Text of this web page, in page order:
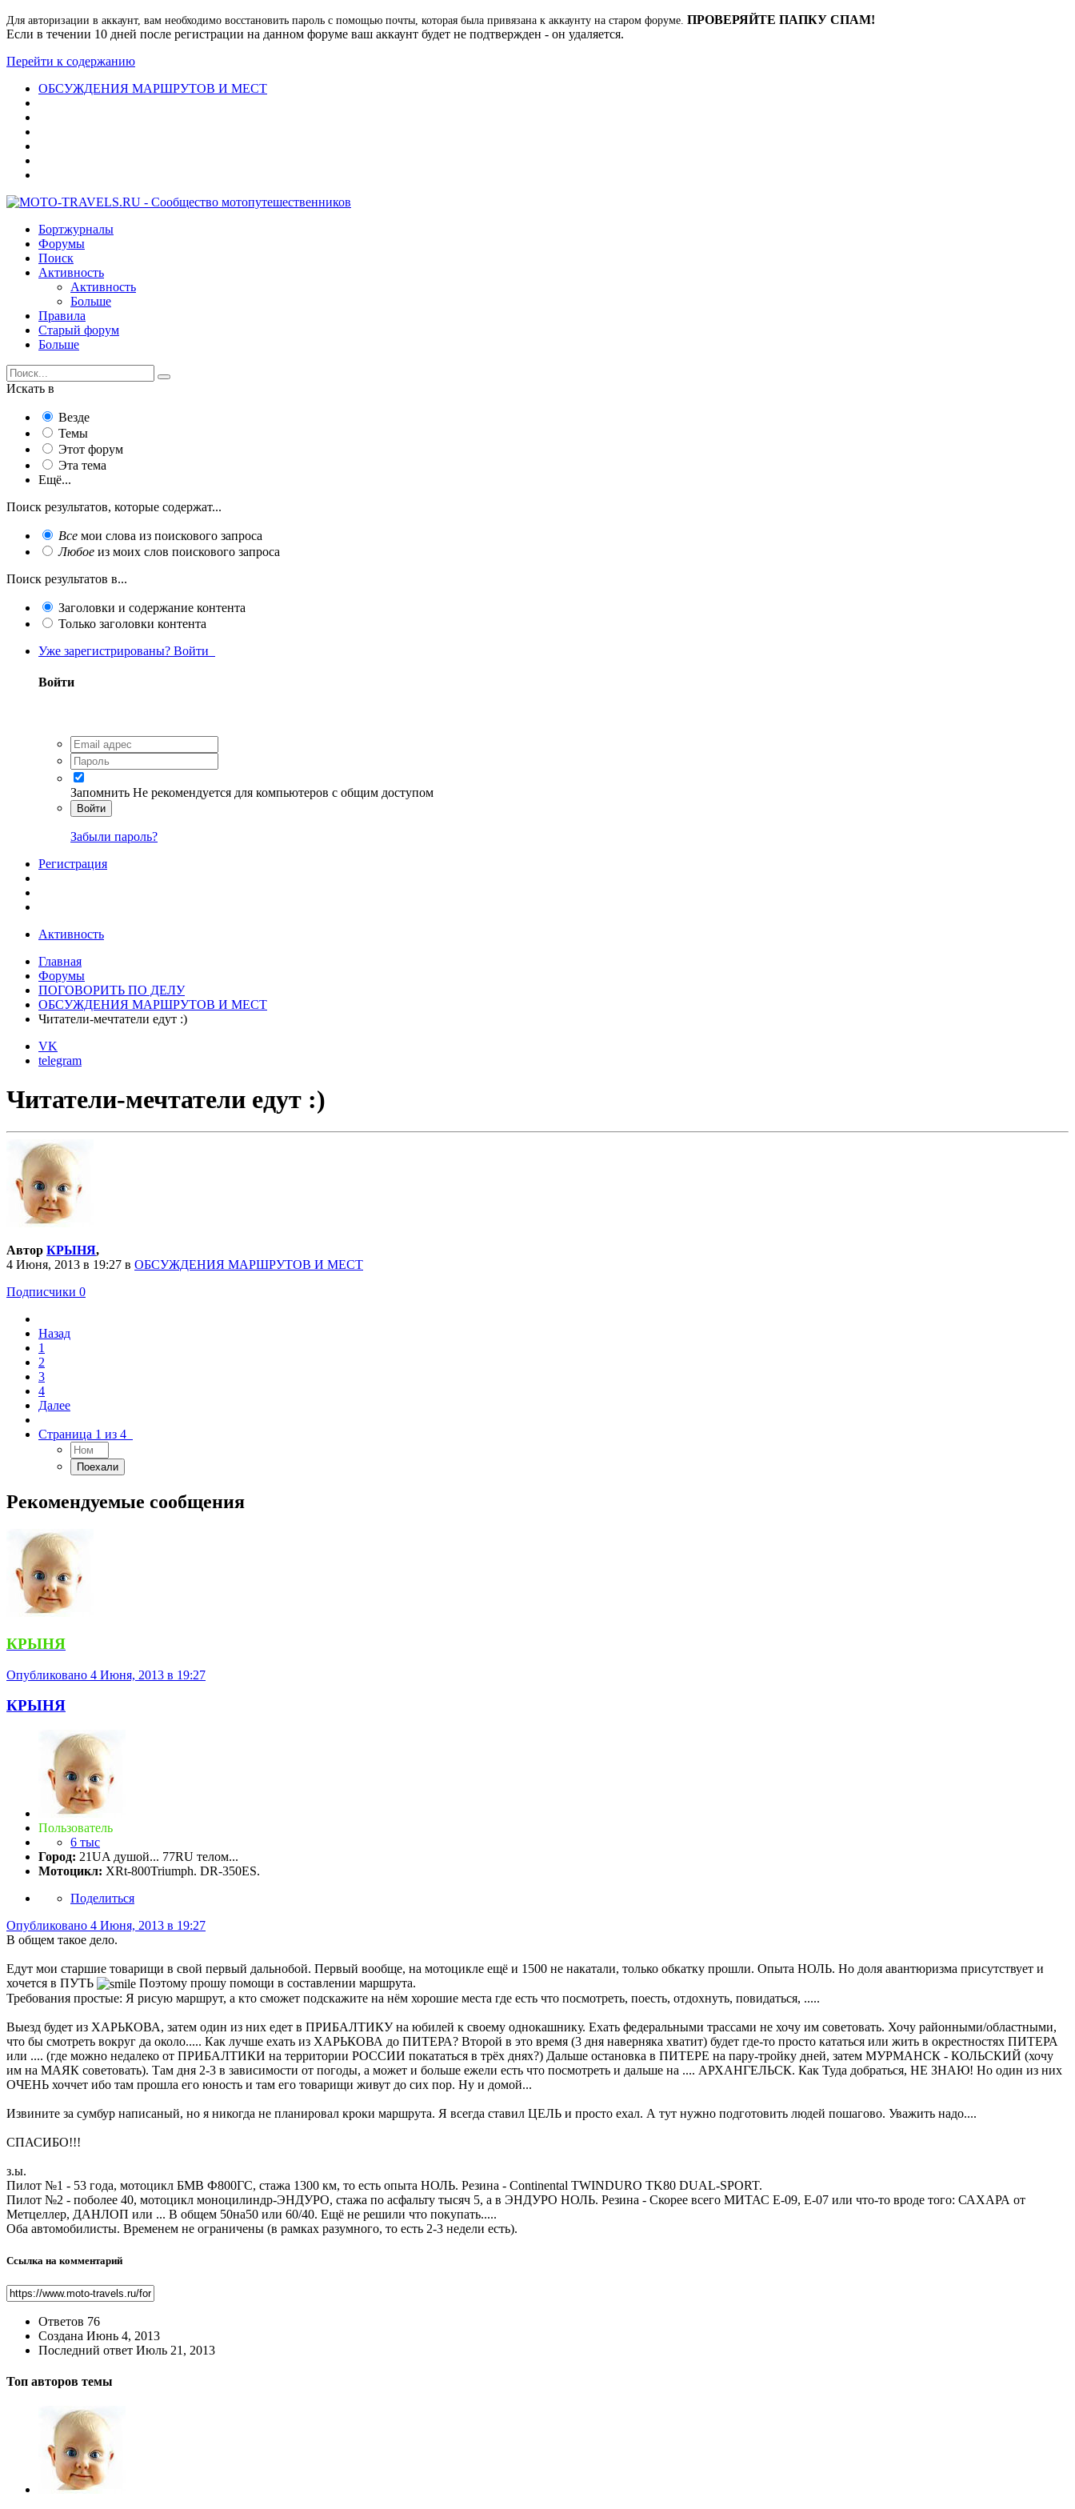
Для авторизации в аккаунт, вам необходимо восстановить пароль с помощью почты, которая была привязана к аккаунту на старом форуме. ПРОВЕРЯЙТЕ ПАПКУ СПАМ!
Если в течении 10 дней после регистрации на данном форуме ваш аккаунт будет не подтвержден - он удаляется.
Перейти к содержанию
ОБСУЖДЕНИЯ МАРШРУТОВ И МЕСТ
Бортжурналы
Форумы
Поиск
Активность
Активность
Больше
Правила
Старый форум
Больше
Искать в
Везде
Темы
Этот форум
Эта тема
Ещё...
Поиск результатов, которые содержат...
Все мои слова из поискового запроса
Любое из моих слов поискового запроса
Поиск результатов в...
Заголовки и содержание контента
Только заголовки контента
Уже зарегистрированы? Войти
Войти
Запомнить Не рекомендуется для компьютеров с общим доступом
Войти
Забыли пароль?
Регистрация
Активность
Главная
Форумы
ПОГОВОРИТЬ ПО ДЕЛУ
ОБСУЖДЕНИЯ МАРШРУТОВ И МЕСТ
Читатели-мечтатели едут :)
VK
telegram
Читатели-мечтатели едут :)
Автор КРЫНЯ,
4 Июня, 2013 в 19:27 в ОБСУЖДЕНИЯ МАРШРУТОВ И МЕСТ
Подписчики 0
Назад
1
2
3
4
Далее
Страница 1 из 4
Рекомендуемые сообщения
КРЫНЯ
Опубликовано 4 Июня, 2013 в 19:27
КРЫНЯ
Пользователь
6 тыс
Город: 21UA душой... 77RU телом...
Мотоцикл: XRt-800Triumph. DR-350ES.
Поделиться
Опубликовано 4 Июня, 2013 в 19:27
В общем такое дело.
Едут мои старшие товарищи в свой первый дальнобой. Первый вообще, на мотоцикле ещё и 1500 не накатали, только обкатку прошли. Опыта НОЛЬ. Но доля авантюризма присутствует и
хочется в ПУТЬ
Поэтому прошу помощи в составлении маршрута.
Требования простые: Я рисую маршрут, а кто сможет подскажите на нём хорошие места где есть что посмотреть, поесть, отдохнуть, повидаться, .....
Выезд будет из ХАРЬКОВА, затем один из них едет в ПРИБАЛТИКУ на юбилей к своему однокашнику. Ехать федеральными трассами не хочу им советовать. Хочу районными/областными,
что бы смотреть вокруг да около..... Как лучше ехать из ХАРЬКОВА до ПИТЕРА? Второй в это время (3 дня наверняка хватит) будет где-то просто кататься или жить в окрестностях ПИТЕРА
или .... (где можно недалеко от ПРИБАЛТИКИ на территории РОССИИ покататься в трёх днях?) Дальше остановка в ПИТЕРЕ на пару-тройку дней, затем МУРМАНСК - КОЛЬСКИЙ (хочу
им на МАЯК советовать). Там дня 2-3 в зависимости от погоды, а может и больше ежели есть что посмотреть и дальше на .... АРХАНГЕЛЬСК. Как Туда добраться, НЕ ЗНАЮ! Но один из них
ОЧЕНЬ хоччет ибо там прошла его юность и там его товарищи живут до сих пор. Ну и домой...
Извините за сумбур написаный, но я никогда не планировал кроки маршрута. Я всегда ставил ЦЕЛЬ и просто ехал. А тут нужно подготовить людей пошагово. Уважить надо....
СПАСИБО!!!
з.ы.
Пилот №1 - 53 года, мотоцикл БМВ Ф800ГС, стажа 1300 км, то есть опыта НОЛЬ. Резина - Continental TWINDURO TK80 DUAL-SPORT.
Пилот №2 - поболее 40, мотоцикл моноцилиндр-ЭНДУРО, стажа по асфальту тысяч 5, а в ЭНДУРО НОЛЬ. Резина - Скорее всего МИТАС Е-09, Е-07 или что-то вроде того: САХАРА от
Метцеллер, ДАНЛОП или ... В общем 50на50 или 60/40. Ещё не решили что покупать.....
Оба автомобилисты. Временем не ограничены (в рамках разумного, то есть 2-3 недели есть).
Ссылка на комментарий
Ответов 76
Создана Июнь 4, 2013
Последний ответ Июль 21, 2013
Топ авторов темы